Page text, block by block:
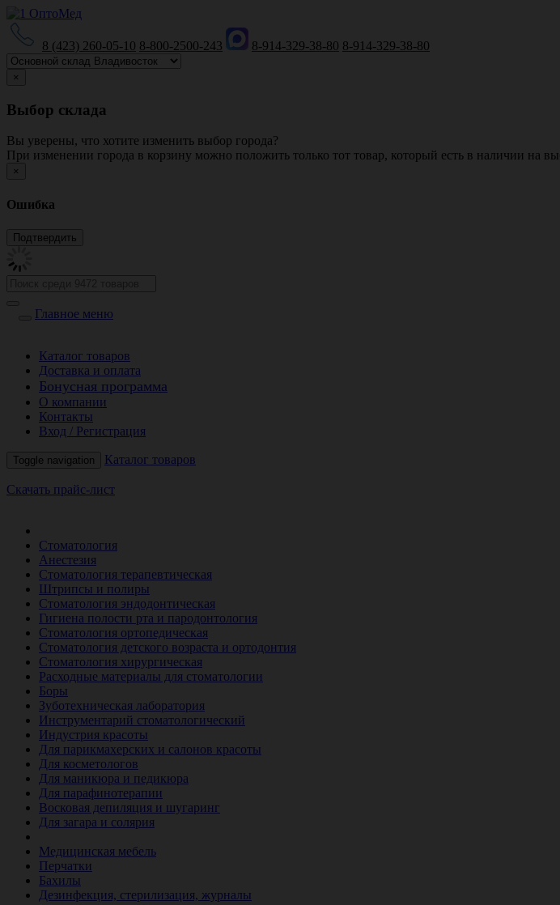
8 (423) 260-05-10 8-800-2500-243 8-914-329-38-80 8-914-329-38-80
×
Выбор склада
Вы уверены, что хотите изменить выбор города?
При изменении города в корзину можно положить только тот товар, который есть в наличии на
×
Ошибка
Главное меню
Каталог товаров
Доставка и оплата
Бонусная программа
О компании
Контакты
Вход / Регистрация
Toggle navigation Каталог товаров
Скачать прайс-лист
Стоматология
Анестезия
Стоматология терапевтическая
Штрипсы и полиры
Стоматология эндодонтическая
Гигиена полости рта и пародонтология
Стоматология ортопедическая
Стоматология детского возраста и ортодонтия
Стоматология хирургическая
Расходные материалы для стоматологии
Боры
Зуботехническая лаборатория
Инструментарий стоматологический
Индустрия красоты
Для парикмахерских и салонов красоты
Для косметологов
Для маникюра и педикюра
Для парафинотерапии
Восковая депиляция и шугаринг
Для загара и солярия
Медицинская мебель
Перчатки
Бахилы
Дезинфекция, стерилизация, журналы